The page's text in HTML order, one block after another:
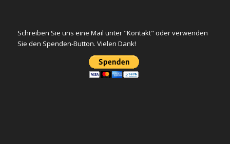
Schreiben Sie uns eine Mail unter "Kontakt" oder verwenden
Sie den Spenden-Button. Vielen Dank!